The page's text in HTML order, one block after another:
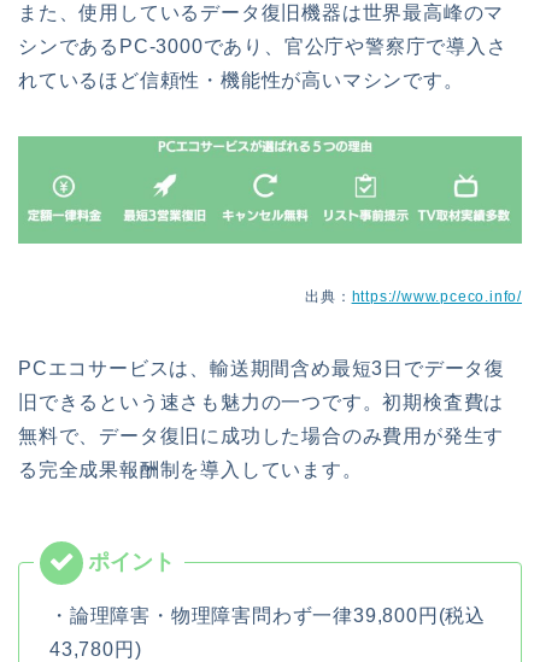
また、使用しているデータ復旧機器は世界最高峰のマ
シンであるPC-3000であり、官公庁や警察庁で導入さ
れているほど信頼性・機能性が高いマシンです。
出典： https://www.pceco.info/
PCエコサービスは、輸送期間含め最短3日でデータ復
旧できるという速さも魅力の一つです。初期検査費は
無料で、データ復旧に成功した場合のみ費用が発生す
る完全成果報酬制を導入しています。
・論理障害・物理障害問わず一律39,800円(税込
43,780円)